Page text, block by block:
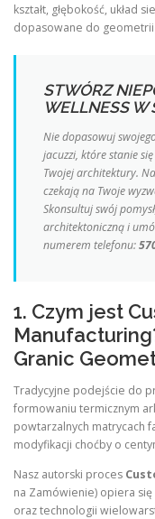
kształt, głębokość, układ
dopasowane do geometrii
STWÓRZ
WELLNESS W
Nie dopasowuj
jacuzzi, które stanie
Twojej architektury.
czekają na Twoje
Skonsultuj swój
architektoniczną i
numerem telefonu:
1. Czym jest
Granic
Tradycyjne podejście do
formowaniu termicznym
powtarzalnych matrycach
modyfikacji choćby o
Nasz autorski proces
na Zamówienie) opiera
oraz technologii